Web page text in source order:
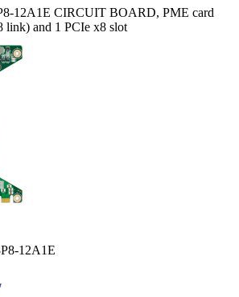
12A1E CIRCUIT BOARD, PME card
link) and 1 PCIe x8 slot
12A1E